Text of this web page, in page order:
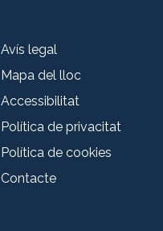
Avís legal
Mapa del lloc
Accessibilitat
Política de privacitat
Política de cookies
Contacte